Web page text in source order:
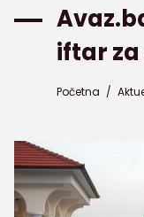
iftar za
Početna /